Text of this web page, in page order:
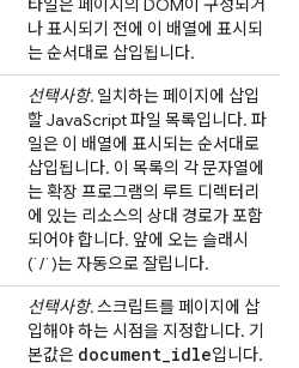
타일은 페이지의 DOM이 구성되거
나 표시되기 전에 이 배열에 표시되
는 순서대로 삽입됩니다.
선택사항. 일치하는 페이지에 삽입
할 JavaScript 파일 목록입니다. 파
일은 이 배열에 표시되는 순서대로
삽입됩니다. 이 목록의 각 문자열에
는 확장 프로그램의 루트 디렉터리
에 있는 리소스의 상대 경로가 포함
되어야 합니다. 앞에 오는 슬래시
(`/`)는 자동으로 잘립니다.
선택사항.스크립트를 페이지에 삽
입해야 하는 시점을 지정합니다. 기
본값은 document_idle입니다.